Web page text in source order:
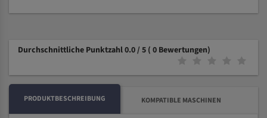
Durchschnittliche Punktzahl 0.0 / 5 ( 0 Bewertungen)
PRODUKTBESCHREIBUNG KOMPATIBLE MASCHINEN